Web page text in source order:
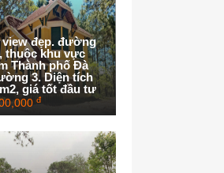
đẹp. đường
thuộc khu vực
Thành phố Đà
3. Diện tích
giá tốt đầu tư
đ